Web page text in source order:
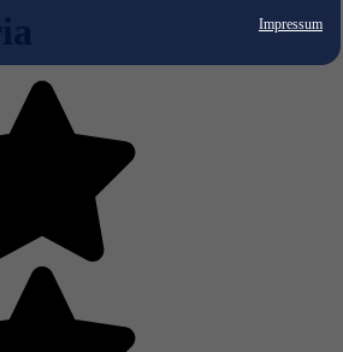
Impressum